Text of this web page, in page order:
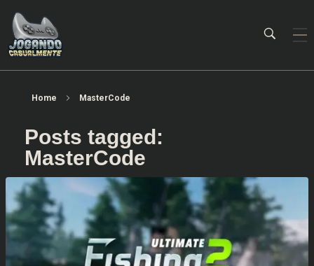
Home MasterCode
Posts tagged:
MasterCode